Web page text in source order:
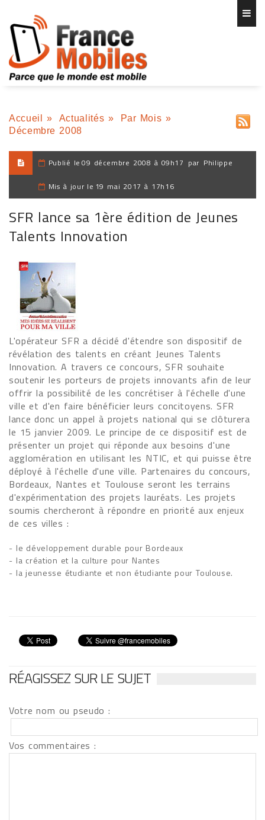
Accueil » Actualités » Par Mois »
Décembre 2008
Publié le 09 décembre 2008 à 09h17 par Philippe
Mis à jour le 19 mai 2017 à 17h16
SFR lance sa 1ère édition de Jeunes
Talents Innovation
L'opérateur SFR a décidé d'étendre son dispositif de
révélation des talents en créant Jeunes Talents
Innovation. A travers ce concours, SFR souhaite
soutenir les porteurs de projets innovants afin de leur
offrir la possibilité de les concrétiser à l'échelle d'une
ville et d'en faire bénéficier leurs concitoyens. SFR
lance donc un appel à projets national qui se clôturera
le 15 janvier 2009. Le principe de ce dispositif est de
présenter un projet qui réponde aux besoins d'une
agglomération en utilisant les NTIC, et qui puisse être
déployé à l'échelle d'une ville. Partenaires du concours,
Bordeaux, Nantes et Toulouse seront les terrains
d'expérimentation des projets lauréats. Les projets
soumis chercheront à répondre en priorité aux enjeux
de ces villes :
- le développement durable pour Bordeaux
- la création et la culture pour Nantes
- la jeunesse étudiante et non étudiante pour Toulouse.
RÉAGISSEZ SUR LE SUJET
Votre nom ou pseudo :
Vos commentaires :